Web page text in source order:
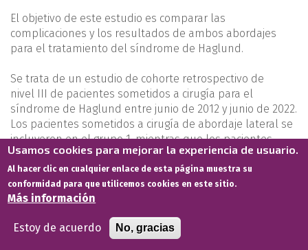
El objetivo de este estudio es comparar las
complicaciones y los resultados de ambos abordajes
para el tratamiento del síndrome de Haglund.
Se trata de un estudio de cohorte retrospectivo de
nivel III de pacientes sometidos a cirugía para el
síndrome de Haglund entre junio de 2012 y junio de 2022.
Los pacientes sometidos a cirugía de abordaje lateral se
incluyeron en el grupo 1, mientras que los pacientes
sometidos a cirugía de abordaje central se incluyeron en
el grupo 2. Los resultados quirúrgicos de los pacientes se
evaluaron mediante la escala la American Orthopaedic
Foot and Ankle Society (AOFAS), la escala analógica visual
del dolor (EVA) y la escala del tobillo de la Victorian
Institute Sport Assessment-Achilles (VISAA). Además, se
Usamos cookies para mejorar la experiencia de usuario.
Al hacer clic en cualquier enlace de esta página muestra su
conformidad para que utilicemos cookies en este sitio.
Más información
Estoy de acuerdo No, gracias